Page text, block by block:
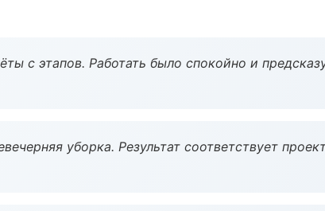
с этапов. Работать было спокойно и
уборка. Результат соответствует